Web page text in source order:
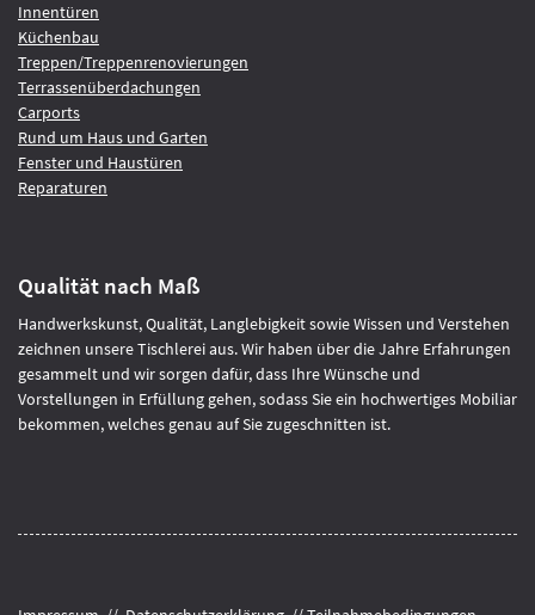
Innentüren
Küchenbau
Treppen/Treppenrenovierungen
Terrassenüberdachungen
Carports
Rund um Haus und Garten
Fenster und Haustüren
Reparaturen
Qualität nach Maß
Handwerkskunst, Qualität, Langlebigkeit sowie Wissen und Verstehen
zeichnen unsere Tischlerei aus. Wir haben über die Jahre Erfahrungen
gesammelt und wir sorgen dafür, dass Ihre Wünsche und
Vorstellungen in Erfüllung gehen, sodass Sie ein hochwertiges Mobiliar
bekommen, welches genau auf Sie zugeschnitten ist.